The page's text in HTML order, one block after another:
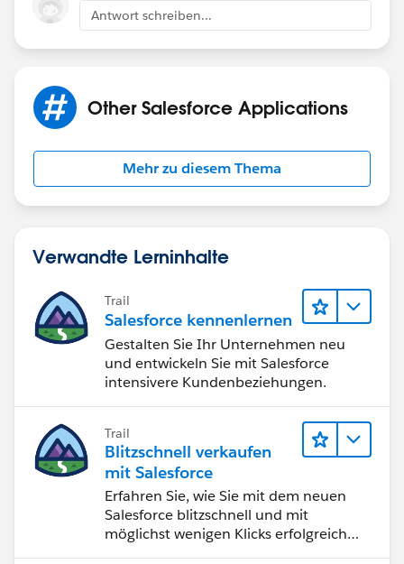
Antwort schreiben...
Other Salesforce Applications
Mehr zu diesem Thema
Verwandte Lerninhalte
Trail
Salesforce kennenlernen
Gestalten Sie Ihr Unternehmen neu
und entwickeln Sie mit Salesforce
intensivere Kundenbeziehungen.
Trail
Blitzschnell verkaufen
mit Salesforce
Erfahren Sie, wie Sie mit dem neuen
Salesforce blitzschnell und mit
möglichst wenigen Klicks erfolgreich
verkaufen.